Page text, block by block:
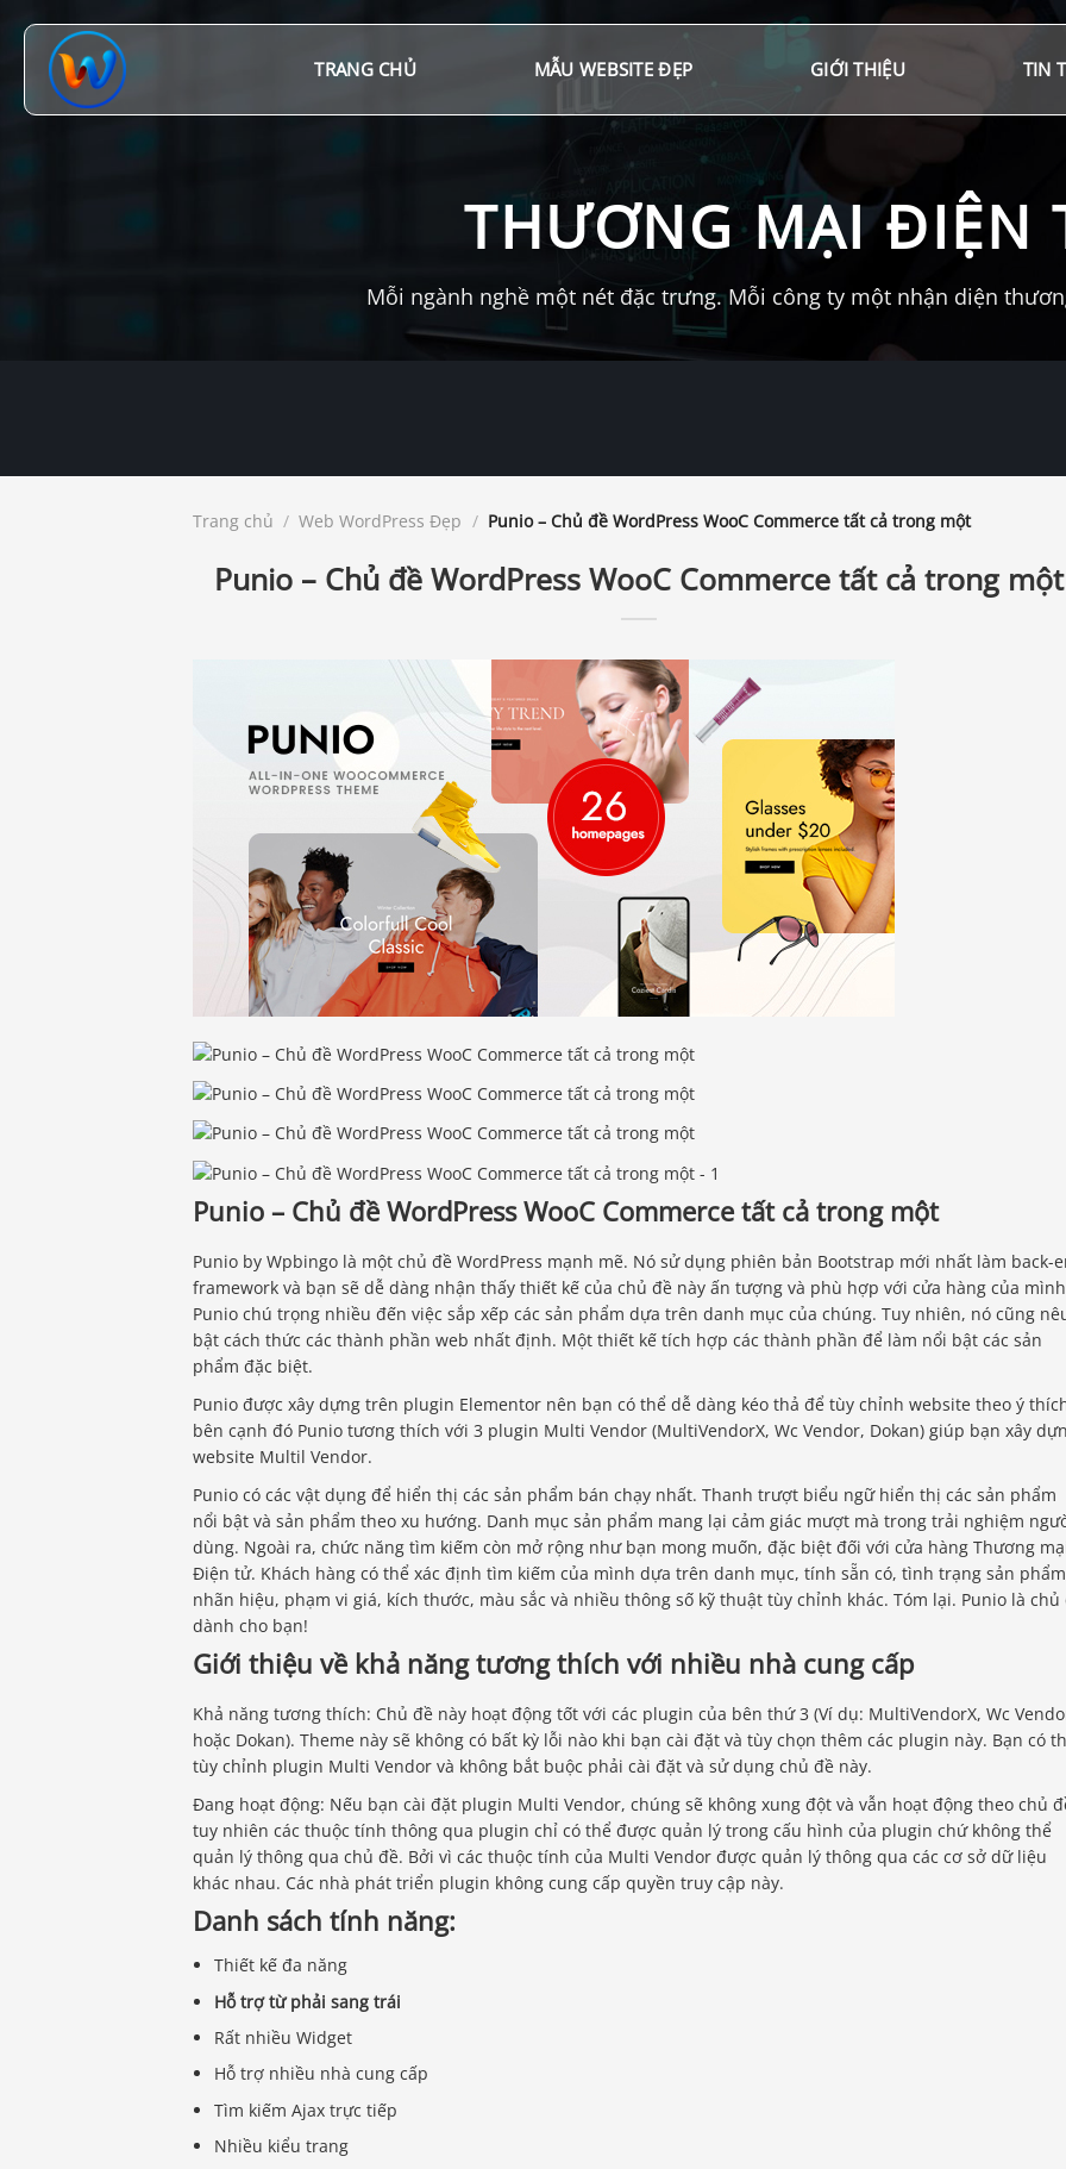
đến
TRANG CHỦ MẪU WEBSITE ĐẸP GIỚI THIỆU TIN
THƯƠNG MẠI ĐIỆN
Mỗi ngành nghề một nét đặc trưng. Mỗi công ty một nhận diện
Trang chủ / Web WordPress Đẹp / Punio – Chủ đề WordPress WooC Commerce tất cả trong một
Punio – Chủ đề WordPress WooC Commerce tất cả trong một
Punio – Chủ đề WordPress WooC Commerce tất cả trong một
Punio by Wpbingo là một chủ đề WordPress mạnh mẽ. Nó sử dụng phiên bản Bootstrap mới nhất làm back-
framework và bạn sẽ dễ dàng nhận thấy thiết kế của chủ đề này ấn tượng và phù hợp với cửa hàng của
Punio chú trọng nhiều đến việc sắp xếp các sản phẩm dựa trên danh mục của chúng. Tuy nhiên, nó cũng
bật cách thức các thành phần web nhất định. Một thiết kế tích hợp các thành phần để làm nổi bật các sản
phẩm đặc biệt.
Punio được xây dựng trên plugin Elementor nên bạn có thể dễ dàng kéo thả để tùy chỉnh website theo ý
bên cạnh đó Punio tương thích với 3 plugin Multi Vendor (MultiVendorX, Wc Vendor, Dokan) giúp bạn xây
website Multil Vendor.
Punio có các vật dụng để hiển thị các sản phẩm bán chạy nhất. Thanh trượt biểu ngữ hiển thị các sản phẩm
nổi bật và sản phẩm theo xu hướng. Danh mục sản phẩm mang lại cảm giác mượt mà trong trải nghiệm
dùng. Ngoài ra, chức năng tìm kiếm còn mở rộng như bạn mong muốn, đặc biệt đối với cửa hàng Thương
Điện tử. Khách hàng có thể xác định tìm kiếm của mình dựa trên danh mục, tính sẵn có, tình trạng sản
nhãn hiệu, phạm vi giá, kích thước, màu sắc và nhiều thông số kỹ thuật tùy chỉnh khác. Tóm lại. Punio là chủ
dành cho bạn!
Giới thiệu về khả năng tương thích với nhiều nhà cung cấp
Khả năng tương thích: Chủ đề này hoạt động tốt với các plugin của bên thứ 3 (Ví dụ: MultiVendorX, Wc
hoặc Dokan). Theme này sẽ không có bất kỳ lỗi nào khi bạn cài đặt và tùy chọn thêm các plugin này. Bạn có
tùy chỉnh plugin Multi Vendor và không bắt buộc phải cài đặt và sử dụng chủ đề này.
Đang hoạt động: Nếu bạn cài đặt plugin Multi Vendor, chúng sẽ không xung đột và vẫn hoạt động theo chủ
tuy nhiên các thuộc tính thông qua plugin chỉ có thể được quản lý trong cấu hình của plugin chứ không thể
quản lý thông qua chủ đề. Bởi vì các thuộc tính của Multi Vendor được quản lý thông qua các cơ sở dữ liệu
khác nhau. Các nhà phát triển plugin không cung cấp quyền truy cập này.
Danh sách tính năng:
Thiết kế đa năng
Hỗ trợ từ phải sang trái
Rất nhiều Widget
Hỗ trợ nhiều nhà cung cấp
Tìm kiếm Ajax trực tiếp
Nhiều kiểu trang